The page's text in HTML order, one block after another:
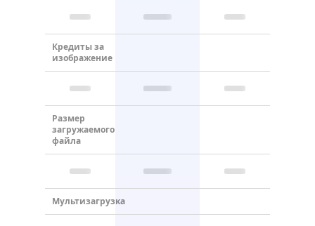
Кредиты за
изображение
Размер
загружаемого
файла
Мультизагрузка